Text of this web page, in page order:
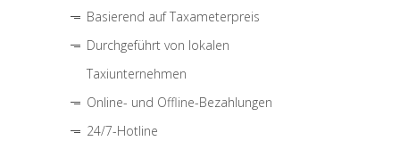
Basierend auf Taxameterpreis
Durchgeführt von lokalen
Taxiunternehmen
Online- und Offline-Bezahlungen
24/7-Hotline